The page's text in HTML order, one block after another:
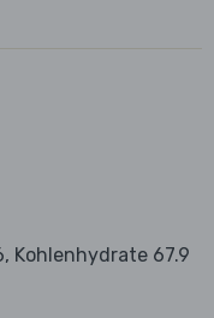
Kohlenhydrate 67.9